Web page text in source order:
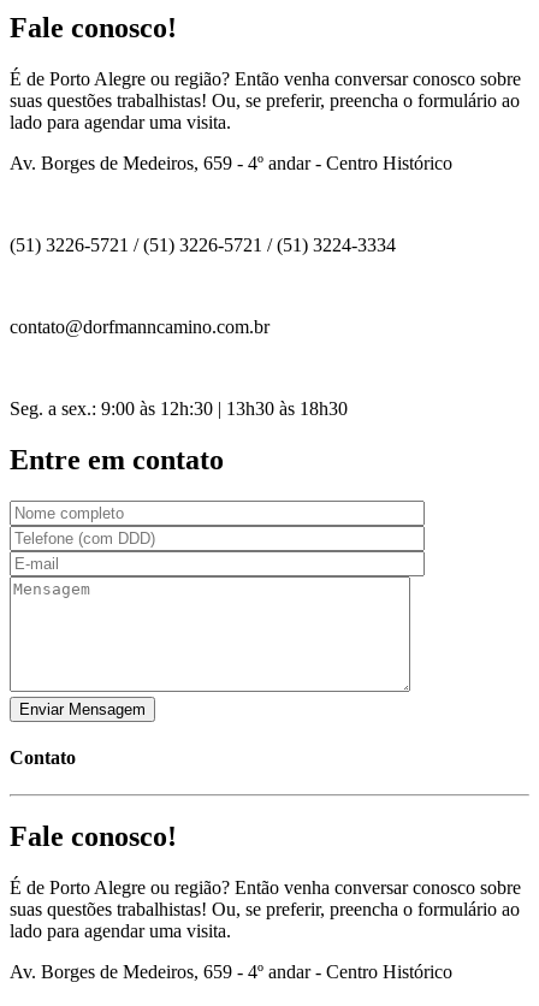
Fale conosco!
É de Porto Alegre ou região? Então venha conversar conosco sobre
suas questões trabalhistas! Ou, se preferir, preencha o formulário ao
lado para agendar uma visita.
Av. Borges de Medeiros, 659 - 4º andar - Centro Histórico
(51) 3226-5721 / (51) 3226-5721 / (51) 3224-3334
contato@dorfmanncamino.com.br
Seg. a sex.: 9:00 às 12h:30 | 13h30 às 18h30
Entre em contato
Contato
Fale conosco!
É de Porto Alegre ou região? Então venha conversar conosco sobre
suas questões trabalhistas! Ou, se preferir, preencha o formulário ao
lado para agendar uma visita.
Av. Borges de Medeiros, 659 - 4º andar - Centro Histórico